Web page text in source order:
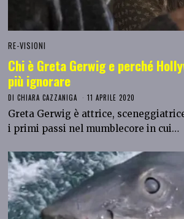
RE-VISIONI
Chi è Greta Gerwig e perché
più ignorare
DICHIARA CAZZANIGA 11 APRILE 2020
Greta Gerwig è attrice,
i primi passi nel mumblecore in cui…